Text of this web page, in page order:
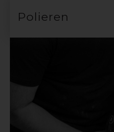
Polieren